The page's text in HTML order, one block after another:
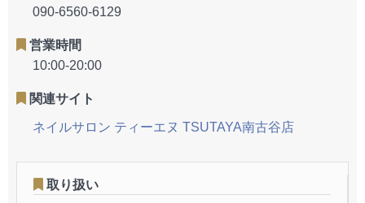
090-6560-6129
営業時間
10:00-20:00
関連サイト
ネイルサロン ティーエヌ TSUTAYA南古谷店
取り扱い